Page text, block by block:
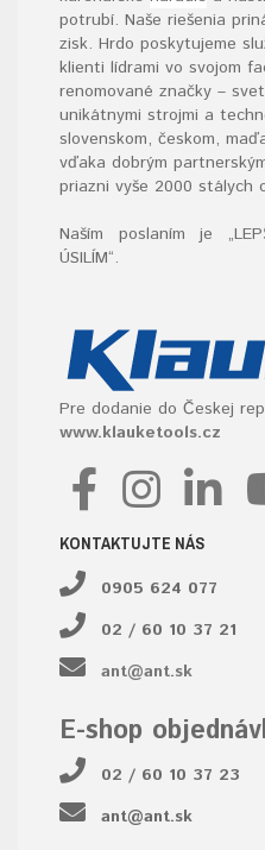
potrubí. Naše riešenia
zisk. Hrdo poskytujeme
klienti lídrami vo svojom
renomované značky –
unikátnymi strojmi a
slovenskom, českom,
vďaka dobrým
priazni vyše 2000 stálych
Naším poslaním je
ÚSILÍM“.
Pre dodanie do Českej
www.klauketools.cz
KONTAKTUJTE NÁS
0905 624 077
02 / 60 10 37 21
ant@ant.sk
E-shop
02 / 60 10 37 23
ant@ant.sk